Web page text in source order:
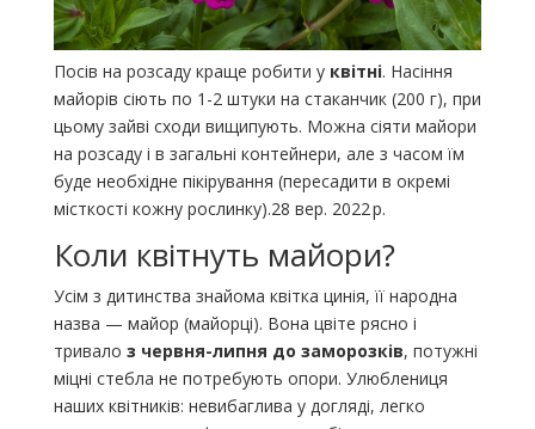
Посів на розсаду краще робити у квітні. Насіння
майорів сіють по 1-2 штуки на стаканчик (200 г), при
цьому зайві сходи вищипують. Можна сіяти майори
на розсаду і в загальні контейнери, але з часом їм
буде необхідне пікірування (пересадити в окремі
місткості кожну рослинку).28 вер. 2022 р.
Коли квітнуть майори?
Усім з дитинства знайома квітка цинія, її народна
назва — майор (майорці). Вона цвіте рясно і
тривало з червня-липня до заморозків, потужні
міцні стебла не потребують опори. Улюблениця
наших квітників: невибаглива у догляді, легко